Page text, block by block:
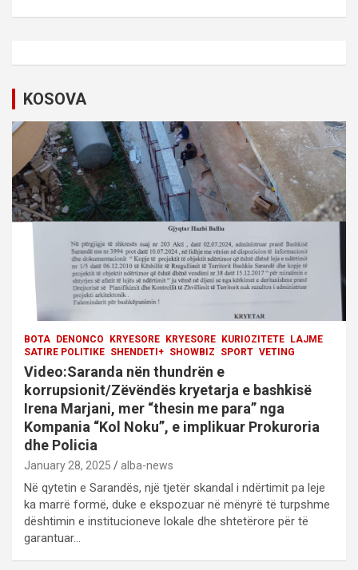
n
v
i
g
a
t
i
o
KOSOVA
BOTA DENONCO KRYESORE KRYESORE KURIOZITETE
LAJME
SATIRE POLITIKE SHENDETI+ SHOWBIZ SPORT VETING
Video:Saranda nën thundrën e
korrupsionit/Zëvëndës kryetarja e bashkisë
Irena Marjani, mer “thesin me para” nga
Kompania “Kol Noku”, e implikuar Prokuroria
dhe Policia
January 28, 2025 alba-news
Në qytetin e Sarandës, një tjetër skandal i ndërtimit pa leje
ka marrë formë, duke e ekspozuar në mënyrë të turpshme
dështimin e institucioneve lokale dhe shtetërore për të
garantuar…